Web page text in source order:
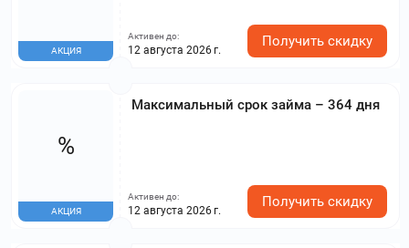
АКЦИЯ
Активен до:
12 августа 2026 г.
Получить скидку
Максимальный срок займа – 364 дня
%
АКЦИЯ
Активен до:
12 августа 2026 г.
Получить скидку